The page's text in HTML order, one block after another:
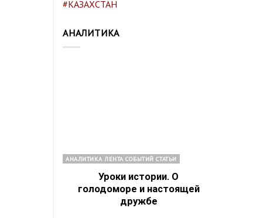
#КАЗАХСТАН
АНАЛИТИКА
АНАЛИТИКА ЛЕНТА СОБЫТИЙ СТАТЬИ
Уроки истории. О
голодоморе и настоящей
дружбе